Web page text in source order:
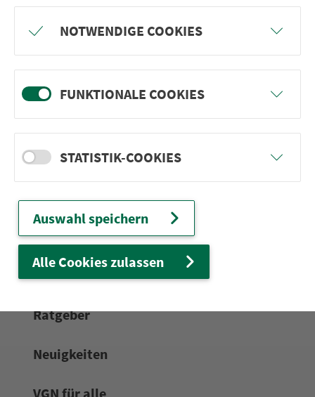
Fahr­plan­ände­rungen
Wir sind für Sie da:
24h-Ser­vice­te­le­fon:
0911 27075-99
Zum Kon­taktformular
Netz & Fahrpläne
Frei­zeit-Tipps
Service
Rat­ge­ber
Neuigkeiten
VGN für alle
NOTWENDIGE COOKIES
FUNKTIONALE COOKIES
STATISTIK-COOKIES
Auswahl speichern
Alle Cookies zulassen